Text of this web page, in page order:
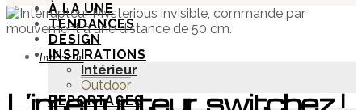
À LA UNE
TENDANCES
DESIGN
INSPIRATIONS
Intérieur
Outdoor
REPORTAGES
Intérieur